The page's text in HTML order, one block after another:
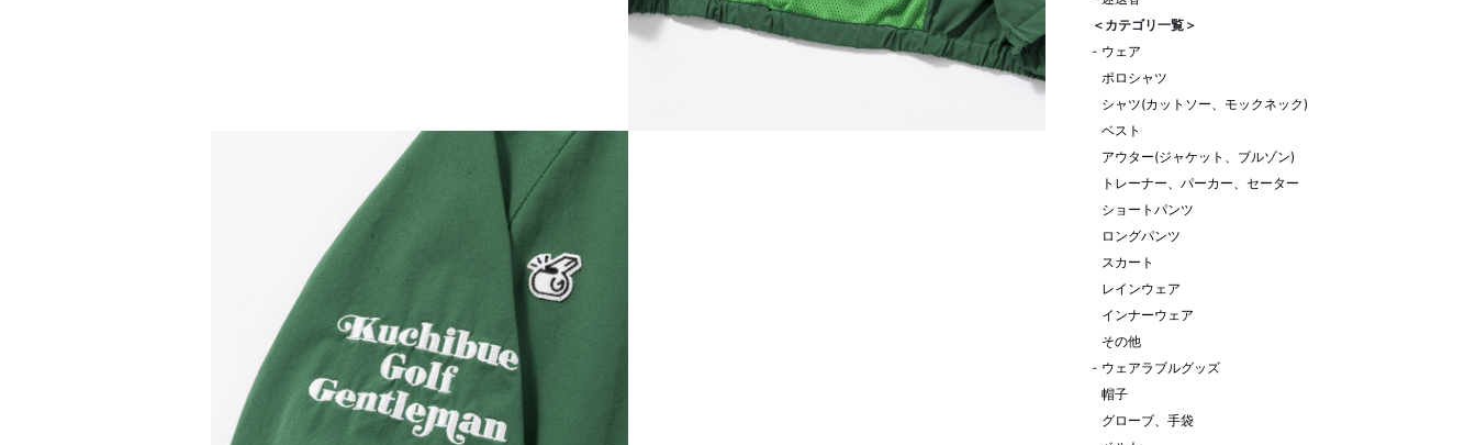
＜カテゴリ一覧＞
- ウェア
ポロシャツ
シャツ(カットソー、モックネック)
ベスト
アウター(ジャケット、ブルゾン)
トレーナー、パーカー、セーター
ショートパンツ
ロングパンツ
スカート
レインウェア
インナーウェア
その他
- ウェアラブルグッズ
帽子
グローブ、手袋